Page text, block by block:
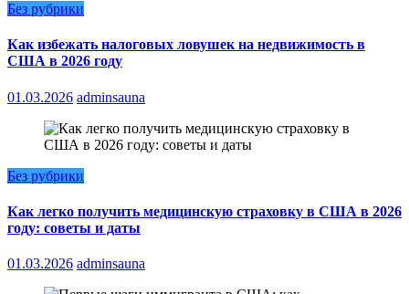
Без рубрики
Как избежать налоговых ловушек на недвижимость в
США в 2026 году
01.03.2026 adminsauna
Без рубрики
Как легко получить медицинскую страховку в США в 2026
году: советы и даты
01.03.2026 adminsauna